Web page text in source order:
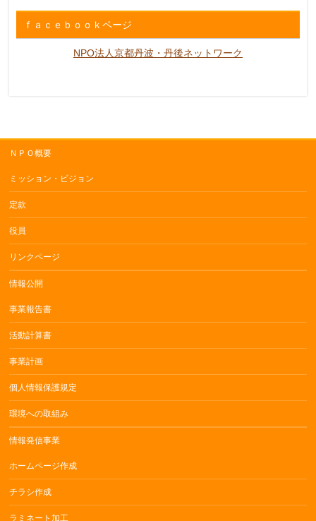
ｆａｃｅｂｏｏｋページ
NPO法人京都丹波・丹後ネットワーク
ＮＰＯ概要
ミッション・ビジョン
定款
役員
リンクページ
情報公開
事業報告書
活動計算書
事業計画
個人情報保護規定
環境への取組み
情報発信事業
ホームページ作成
チラシ作成
ラミネート加工